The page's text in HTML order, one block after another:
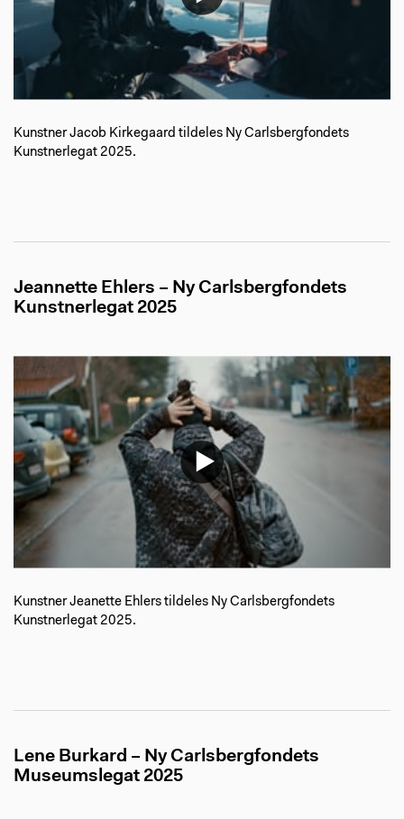
Kunstner Jacob Kirkegaard tildeles Ny Carlsbergfondets
Kunstnerlegat 2025.
Jeannette Ehlers – Ny Carlsbergfondets
Kunstnerlegat 2025
Kunstner Jeanette Ehlers tildeles Ny Carlsbergfondets
Kunstnerlegat 2025.
Lene Burkard – Ny Carlsbergfondets
Museumslegat 2025